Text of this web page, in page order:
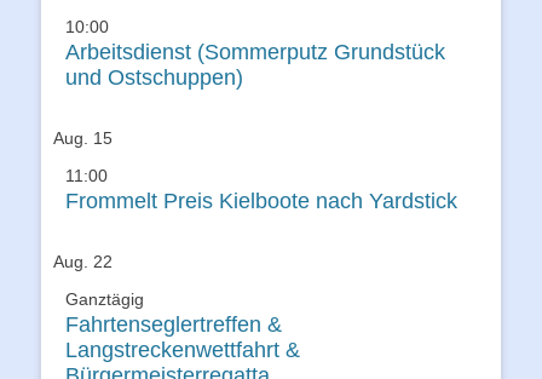
10:00
Arbeitsdienst (Sommerputz Grundstück
und Ostschuppen)
Aug. 15
11:00
Frommelt Preis Kielboote nach Yardstick
Aug. 22
Ganztägig
Fahrtenseglertreffen &
Langstreckenwettfahrt &